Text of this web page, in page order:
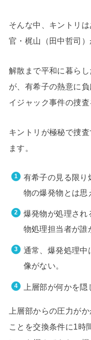
そんな中、キントリ
官・梶山（田中哲司）
解散まで平和に暮ら
が、有希子の熱意に
イジャック事件の捜
キントリが極秘で捜
ます。
有希子の見る限り
物の爆発物とは思
爆発物が処理され
物処理担当者が誰
通常、爆発処理中
像がない。
上層部が何かを隠
上層部からの圧力が
ことを交換条件に1時